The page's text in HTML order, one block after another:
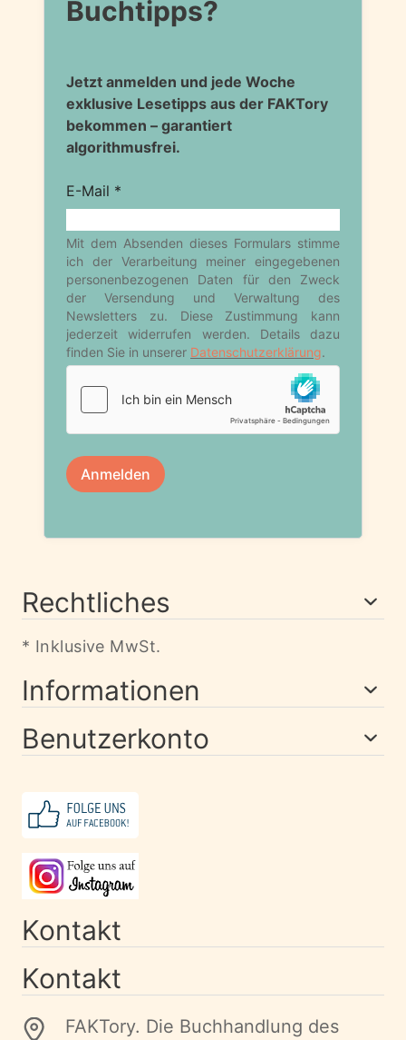
Buchtipps?
Rechtliches
* Inklusive MwSt.
Informationen
Benutzerkonto
Kontakt
Kontakt
FAKTory. Die Buchhandlung des